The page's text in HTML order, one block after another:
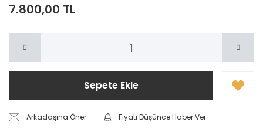
7.800,00 TL
Sepete Ekle
Arkadaşına Öner
Fiyatı Düşünce Haber Ver